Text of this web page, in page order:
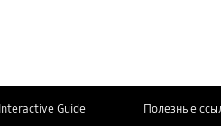
Interactive Guide Полезные